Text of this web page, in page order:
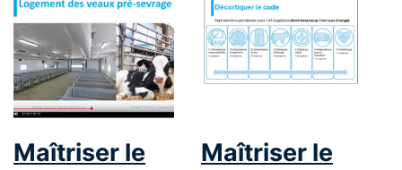
Maîtriser le
Maîtriser le